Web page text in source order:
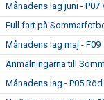
Månadens lag juni - P07
Full fart på
Månadens lag maj - F09
Anmälningarna till
Månadens lag - P05 Röd